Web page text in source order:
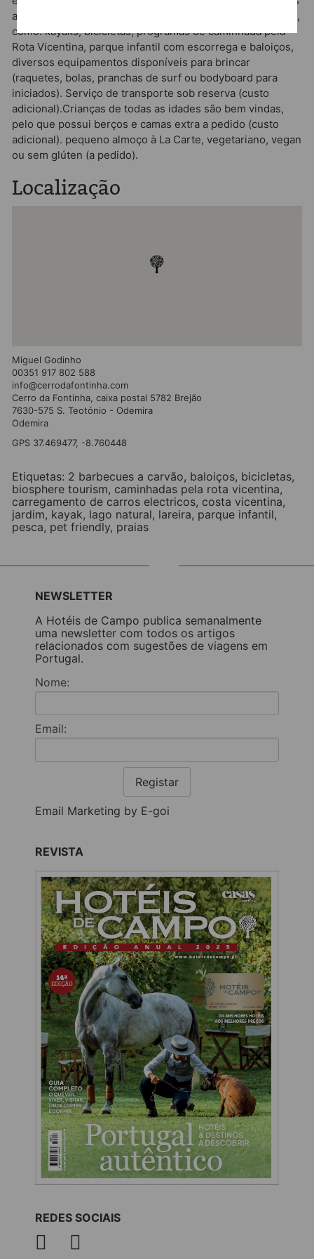
actividades que podem ser gozadas no Cerro da Fontinha,
como: kayaks, bicicletas, programas de caminhada pela
Rota Vicentina, parque infantil com escorrega e baloiços,
diversos equipamentos disponíveis para brincar
(raquetes, bolas, pranchas de surf ou bodyboard para
iniciados). Serviço de transporte sob reserva (custo
adicional).Crianças de todas as idades são bem vindas,
pelo que possui berços e camas extra a pedido (custo
adicional). pequeno almoço à La Carte, vegetariano, vegan
ou sem glúten (a pedido).
Localização
Miguel Godinho
00351 917 802 588
info@cerrodafontinha.com
Cerro da Fontinha, caixa postal 5782 Brejão
7630-575 S. Teotónio - Odemira
Odemira
GPS 37.469477, -8.760448
Etiquetas: 2 barbecues a carvão, baloiços, bicicletas,
biosphere tourism, caminhadas pela rota vicentina,
carregamento de carros electricos, costa vicentina,
jardim, kayak, lago natural, lareira, parque infantil,
pesca, pet friendly, praias
NEWSLETTER
A Hotéis de Campo publica semanalmente
uma newsletter com todos os artigos
relacionados com sugestões de viagens em
Portugal.
Nome:
Email:
Registar
Email Marketing by E-goi
REVISTA
REDES SOCIAIS